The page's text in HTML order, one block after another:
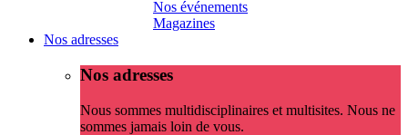
Nos événements
Magazines
Nos adresses
Nos adresses
Nous sommes multidisciplinaires et multisites. Nous ne
sommes jamais loin de vous.